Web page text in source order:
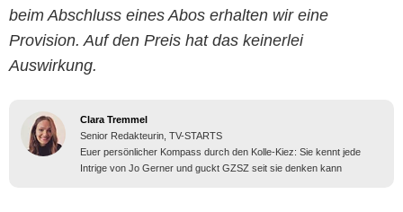
beim Abschluss eines Abos erhalten wir eine
Provision. Auf den Preis hat das keinerlei
Auswirkung.
Clara Tremmel
Senior Redakteurin, TV-STARTS
Euer persönlicher Kompass durch den Kolle-Kiez: Sie kennt jede
Intrige von Jo Gerner und guckt GZSZ seit sie denken kann